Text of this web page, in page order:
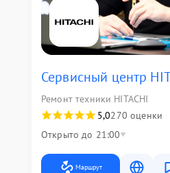
Сервисный центр
Ремонт техники HITACHI
5,0270 оценки
Открыто до 21:00
Маршрут